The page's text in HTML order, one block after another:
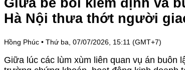
Giữa bê bối kiểm định và
Hà Nội thưa thớt người
Hồng Phúc • Thứ ba, 07/07/2026, 15:11 (GMT+7)
Giữa lúc các lùm xùm liên quan vụ án buôn